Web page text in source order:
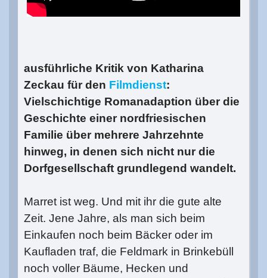
ausführliche Kritik von Katharina
Zeckau für den Filmdienst:
Vielschichtige Romanadaption über die
Geschichte einer nordfriesischen
Familie über mehrere Jahrzehnte
hinweg, in denen sich nicht nur die
Dorfgesellschaft grundlegend wandelt.
Marret ist weg. Und mit ihr die gute alte
Zeit. Jene Jahre, als man sich beim
Einkaufen noch beim Bäcker oder im
Kaufladen traf, die Feldmark in Brinkebüll
noch voller Bäume, Hecken und